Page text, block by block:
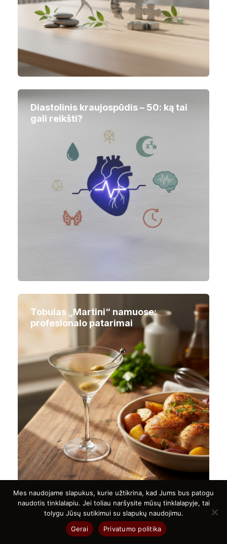
Diastolinis kraujospūdis – 50: ką tai
gali reikšti?
Tobulas „Martini“ namuose:
profesionalo patarimai
MCV kraujo tyrimas: ką reiškia jūsų
rezultatai?
Mes naudojame slapukus, kurie užtikrina, kad Jums bus patogu
naudotis tinklalapiu. Jei toliau naršysite mūsų tinklalapyje, tai
tolygu Jūsų sutikimui su slapukų naudojimu.
Gerai
Privatumo politika